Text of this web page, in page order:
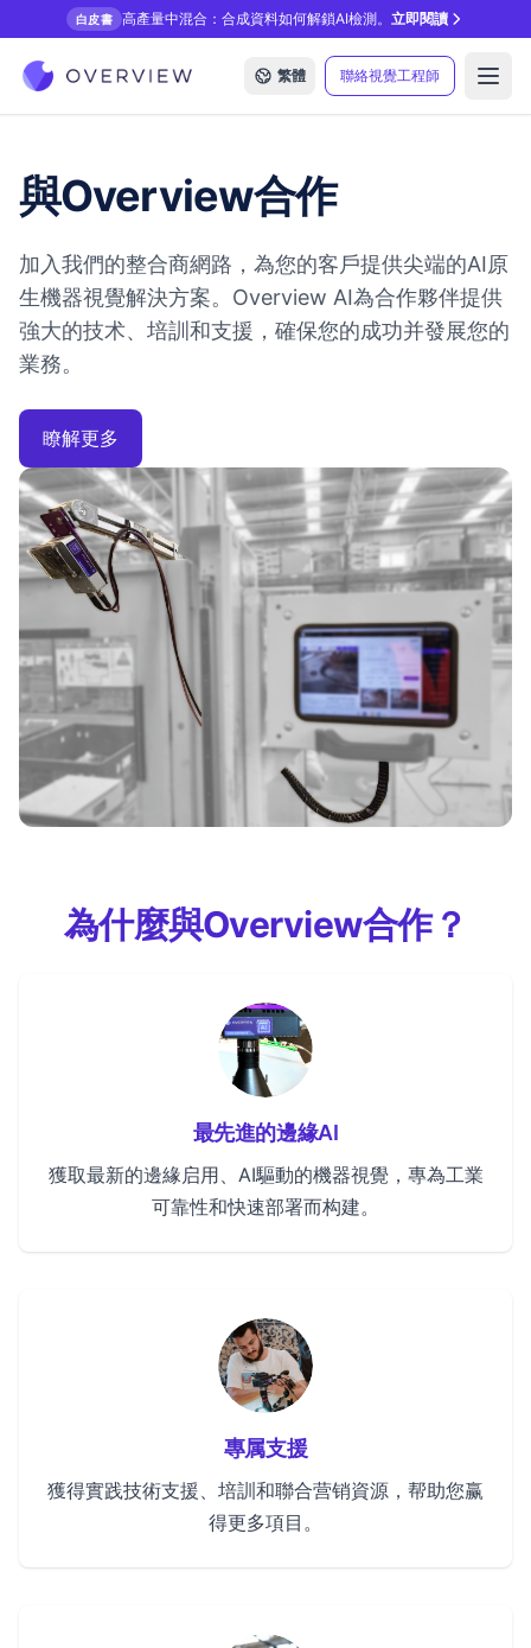
白皮書 高產量中混合：合成資料如何解鎖AI檢測。立即閱讀
繁體 聯絡視覺工程師
與Overview合作
加入我們的整合商網路，為您的客戶提供尖端的AI原
生機器視覺解決方案。Overview AI為合作夥伴提供
強大的技术、培訓和支援，確保您的成功并發展您的
業務。
瞭解更多
為什麼與Overview合作？
最先進的邊緣AI
獲取最新的邊緣启用、AI驅動的機器視覺，專為工業
可靠性和快速部署而构建。
專属支援
獲得實践技術支援、培訓和聯合营销資源，帮助您赢
得更多項目。